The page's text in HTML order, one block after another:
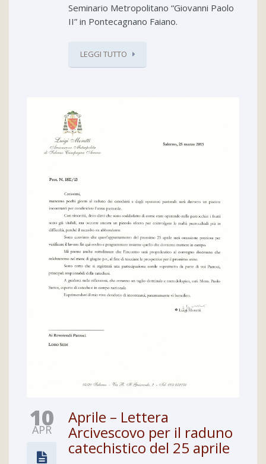
Seminario Metropolitano “Giovanni Paolo
II” in Pontecagnano Faiano.
LEGGI TUTTO
10
APR
Aprile – Lettera
Arcivescovo per il raduno
catechistico del 25 aprile